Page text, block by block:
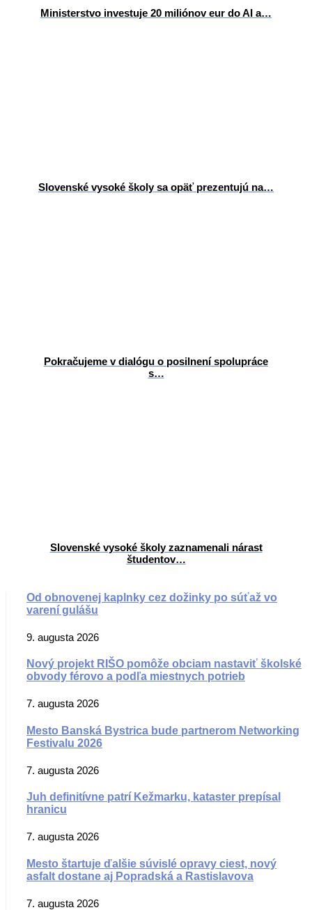
Ministerstvo investuje 20 miliónov eur do AI a…
Slovenské vysoké školy sa opäť prezentujú na…
Pokračujeme v dialógu o posilnení spolupráce
s…
Slovenské vysoké školy zaznamenali nárast
študentov…
Od obnovenej kaplnky cez dožinky po súťaž vo
varení gulášu
9. augusta 2026
Nový projekt RIŠO pomôže obciam nastaviť školské
obvody férovo a podľa miestnych potrieb
7. augusta 2026
Mesto Banská Bystrica bude partnerom Networking
Festivalu 2026
7. augusta 2026
Juh definitívne patrí Kežmarku, kataster prepísal
hranicu
7. augusta 2026
Mesto štartuje ďalšie súvislé opravy ciest, nový
asfalt dostane aj Popradská a Rastislavova
7. augusta 2026